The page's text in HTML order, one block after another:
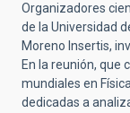
Organizadores
de la Universidad
Moreno Insertis,
En la reunión, que
mundiales en
dedicadas a